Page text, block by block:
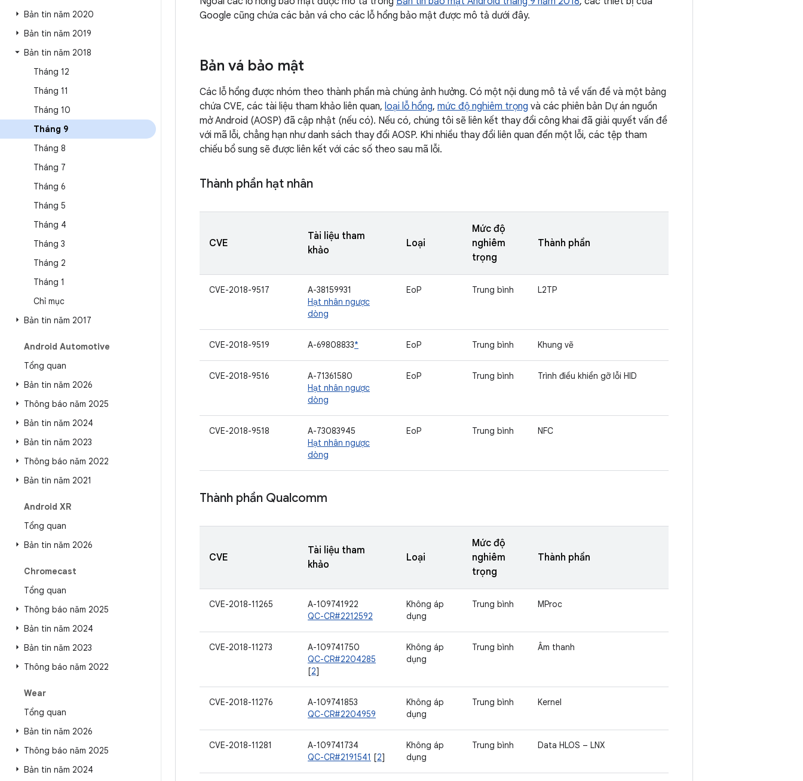
Bản tin năm 2020
Bản tin năm 2019
Bản tin năm 2018
Tháng 12
Tháng 11
Tháng 10
Tháng 9
Tháng 8
Tháng 7
Tháng 6
Tháng 5
Tháng 4
Tháng 3
Tháng 2
Tháng 1
Chỉ mục
Bản tin năm 2017
Android Automotive
Tổng quan
Bản tin năm 2026
Thông báo năm 2025
Bản tin năm 2024
Bản tin năm 2023
Thông báo năm 2022
Bản tin năm 2021
Android XR
Tổng quan
Bản tin năm 2026
Chromecast
Tổng quan
Thông báo năm 2025
Bản tin năm 2024
Bản tin năm 2023
Thông báo năm 2022
Wear
Tổng quan
Bản tin năm 2026
Thông báo năm 2025
Bản tin năm 2024
Google cũng chứa các bản vá cho các lỗ hổng bảo mật được mô tả dưới đây.
Bản vá bảo mật
Các lỗ hổng được nhóm theo thành phần mà chúng ảnh hưởng. Có một nội dung mô tả về vấn đề và một bảng
chứa CVE, các tài liệu tham khảo liên quan, loại lỗ hổng, mức độ nghiêm trọng và các phiên bản Dự án nguồn
mở Android (AOSP) đã cập nhật (nếu có). Nếu có, chúng tôi sẽ liên kết thay đổi công khai đã giải quyết vấn đề
với mã lỗi, chẳng hạn như danh sách thay đổi AOSP. Khi nhiều thay đổi liên quan đến một lỗi, các tệp tham
chiếu bổ sung sẽ được liên kết với các số theo sau mã lỗi.
Thành phần hạt nhân
CVE
Tài liệu tham
khảo
Loại
Mức độ
nghiêm
trọng
Thành phần
CVE-2018-9517
A-38159931
Hạt nhân ngược
dòng
EoP Trung bình L2TP
CVE-2018-9519 A-69808833* EoP Trung bình Khung vẽ
CVE-2018-9516
A-71361580
Hạt nhân ngược
dòng
EoP Trung bình Trình điều khiển gỡ lỗi HID
CVE-2018-9518
A-73083945
Hạt nhân ngược
dòng
EoP Trung bình NFC
Thành phần Qualcomm
CVE
Tài liệu tham
khảo
Loại
Mức độ
nghiêm
trọng
Thành phần
CVE-2018-11265
A-109741922
QC-CR#2212592
Không áp
dụng
Trung bình MProc
CVE-2018-11273
A-109741750
QC-CR#2204285
[2]
Không áp
dụng
Trung bình Âm thanh
CVE-2018-11276
A-109741853
QC-CR#2204959
Không áp
dụng
Trung bình Kernel
CVE-2018-11281
A-109741734
QC-CR#2191541 [2]
Không áp
dụng
Trung bình Data HLOS – LNX